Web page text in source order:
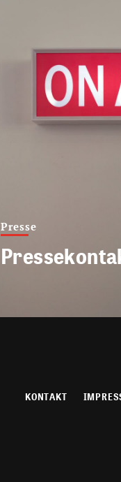
Presse
KONTAKT